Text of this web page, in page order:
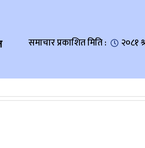
समाचार प्रकाशित मिति : २०८१